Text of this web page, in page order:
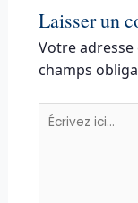
Laisser un
Votre adresse
champs
Écrivez